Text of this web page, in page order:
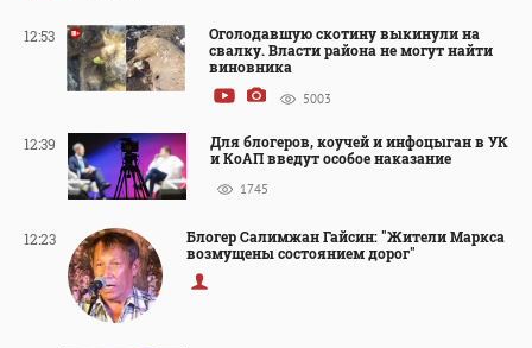
12:53
Оголодавшую скотину выкинули на
свалку. Власти района не могут найти
виновника
5003
12:39
Для блогеров, коучей и инфоцыган в УК
и КоАП введут особое наказание
1745
12:23
Блогер Салимжан Гайсин: "Жители Маркса
возмущены состоянием дорог"